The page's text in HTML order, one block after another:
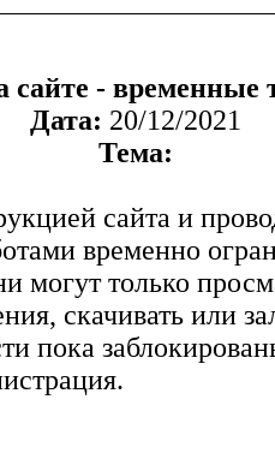
сайте - временные
Дата: 20/12/2021
Тема:
сайта и
временно
могут только
скачивать или
пока